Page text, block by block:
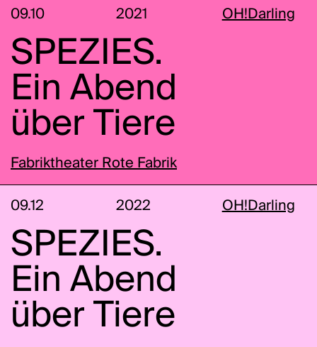
09.10 2021 OH!Darling
SPEZIES.
Ein Abend
über Tiere
Fabriktheater Rote Fabrik
09.12 2022 OH!Darling
SPEZIES.
Ein Abend
über Tiere